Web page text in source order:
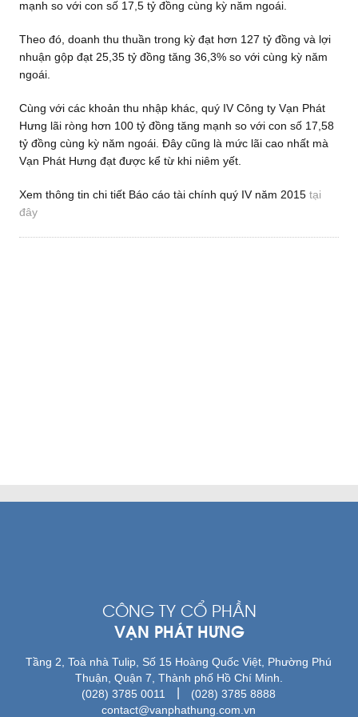
mạnh so với con số 17,5 tỷ đồng cùng kỳ năm ngoái.
Theo đó, doanh thu thuần trong kỳ đạt hơn 127 tỷ đồng và lợi
nhuận gộp đạt 25,35 tỷ đồng tăng 36,3% so với cùng kỳ năm
ngoái.
Cùng với các khoản thu nhập khác, quý IV Công ty Vạn Phát
Hưng lãi ròng hơn 100 tỷ đồng tăng mạnh so với con số 17,58
tỷ đồng cùng kỳ năm ngoái. Đây cũng là mức lãi cao nhất mà
Vạn Phát Hưng đạt được kể từ khi niêm yết.
Xem thông tin chi tiết Báo cáo tài chính quý IV năm 2015 tại
đây
CÔNG TY CỔ PHẦN
VẠN PHÁT HƯNG
Tầng 2, Toà nhà Tulip, Số 15 Hoàng Quốc Việt, Phường Phú
Thuận, Quận 7, Thành phố Hồ Chí Minh.
(028) 3785 0011
(028) 3785 8888
contact@vanphathung.com.vn